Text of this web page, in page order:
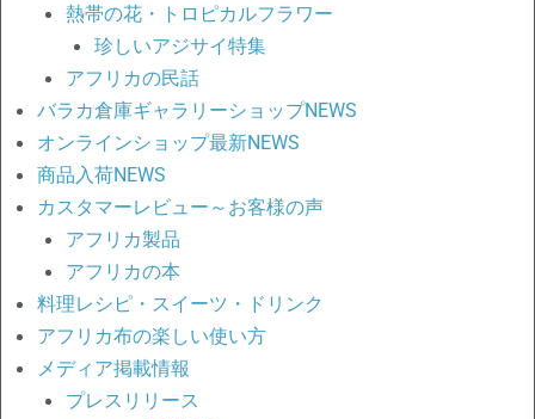
熱帯の花・トロピカルフラワー
珍しいアジサイ特集
アフリカの民話
バラカ倉庫ギャラリーショップNEWS
オンラインショップ最新NEWS
商品入荷NEWS
カスタマーレビュー～お客様の声
アフリカ製品
アフリカの本
料理レシピ・スイーツ・ドリンク
アフリカ布の楽しい使い方
メディア掲載情報
プレスリリース